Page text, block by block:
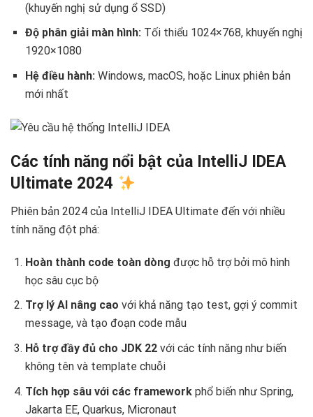
(khuyến nghị sử dụng ổ SSD)
Độ phân giải màn hình:Tối thiểu 1024×768, khuyến nghị
1920×1080
Hệ điều hành:Windows, macOS, hoặc Linux phiên bản
mới nhất
Các tính năng nổi bật của IntelliJ IDEA
Ultimate 2024
Phiên bản 2024 của IntelliJ IDEA Ultimate đến với nhiều
tính năng đột phá:
Hoàn thành code toàn dòng được hỗ trợ bởi mô hình
học sâu cục bộ
Trợ lý AI nâng cao với khả năng tạo test, gợi ý commit
message, và tạo đoạn code mẫu
Hỗ trợ đầy đủ cho JDK 22với các tính năng như biến
không tên và template chuỗi
Tích hợp sâu với các frameworkphổ biến như Spring,
Jakarta EE, Quarkus, Micronaut